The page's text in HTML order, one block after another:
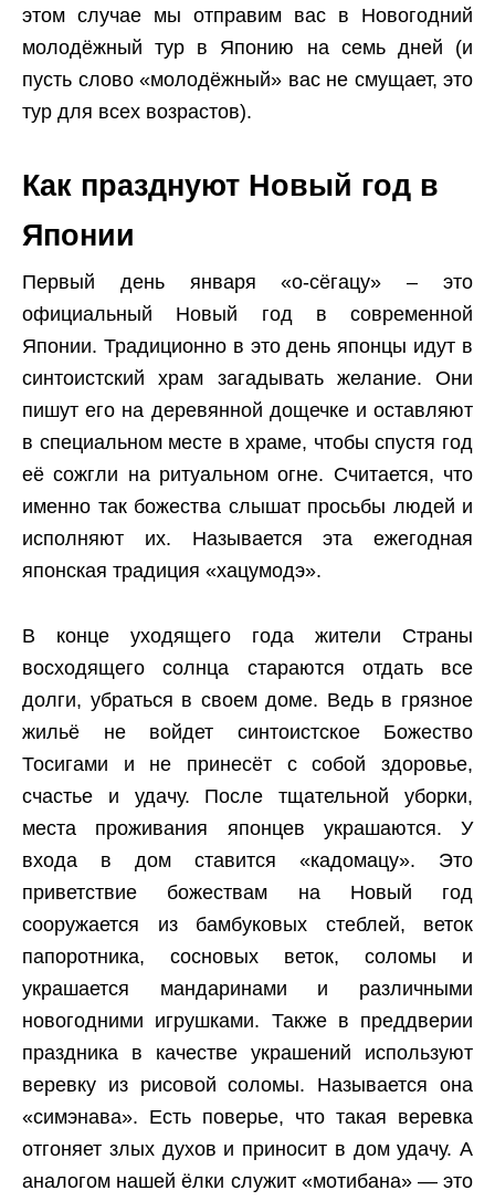
этом случае мы отправим вас в Новогодний
молодёжный тур в Японию на семь дней (и
пусть слово «молодёжный» вас не смущает, это
тур для всех возрастов).
Как празднуют Новый год в
Японии
Первый день января «о-сёгацу» – это
официальный Новый год в современной
Японии. Традиционно в это день японцы идут в
синтоистский храм загадывать желание. Они
пишут его на деревянной дощечке и оставляют
в специальном месте в храме, чтобы спустя год
её сожгли на ритуальном огне. Считается, что
именно так божества слышат просьбы людей и
исполняют их. Называется эта ежегодная
японская традиция «хацумодэ».
В конце уходящего года жители Страны
восходящего солнца стараются отдать все
долги, убраться в своем доме. Ведь в грязное
жильё не войдет синтоистское Божество
Тосигами и не принесёт с собой здоровье,
счастье и удачу. После тщательной уборки,
места проживания японцев украшаются. У
входа в дом ставится «кадомацу». Это
приветствие божествам на Новый год
сооружается из бамбуковых стеблей, веток
папоротника, сосновых веток, соломы и
украшается мандаринами и различными
новогодними игрушками. Также в преддверии
праздника в качестве украшений используют
веревку из рисовой соломы. Называется она
«симэнава». Есть поверье, что такая веревка
отгоняет злых духов и приносит в дом удачу. А
аналогом нашей ёлки служит «мотибана» — это